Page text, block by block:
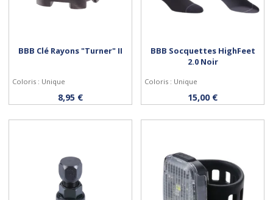
Acheter
BBB Clé Rayons "Turner" II
Coloris : Unique
8,95 € Personnaliser
BBB Socquettes HighFeet
2.0 Noir
Coloris : Unique
15,00 €